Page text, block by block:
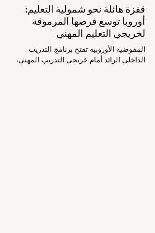
قفزة هائلة نحو شمولية التعليم:
أوروبا توسع فرصها المرموقة
لخريجي التعليم المهني
المفوضية الأوروبية تفتح برنامج التدريب
الداخلي الرائد أمام خريجي التدريب المهني،